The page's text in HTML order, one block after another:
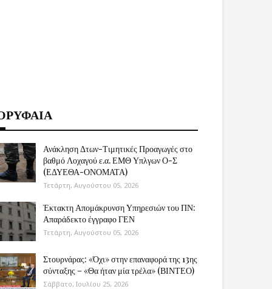
Ανάκληση Δτων-Τιμητικές Προαγωγές στο
βαθμό Λοχαγού ε.α. ΕΜΘ Υπλγων Ο-Σ
(ΕΔΥΕΘΑ-ΟΝΟΜΑΤΑ)
Τετάρτη, Αυγούστου 05, 2026
Έκτακτη Απομάκρυνση Υπηρεσιών του ΠΝ:
Απαράδεκτο έγγραφο ΓΕΝ
Τετάρτη, Αυγούστου 05, 2026
Στουρνάρας: «Όχι» στην επαναφορά της 13ης
σύνταξης – «Θα ήταν μία τρέλα» (ΒΙΝΤΕΟ)
Σάββατο, Ιουλίου 25, 2026